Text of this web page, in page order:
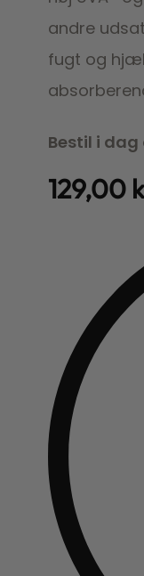
andre
fugt og
Bestil i
129,00